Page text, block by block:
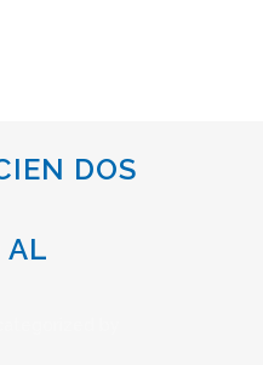
DOS
AL